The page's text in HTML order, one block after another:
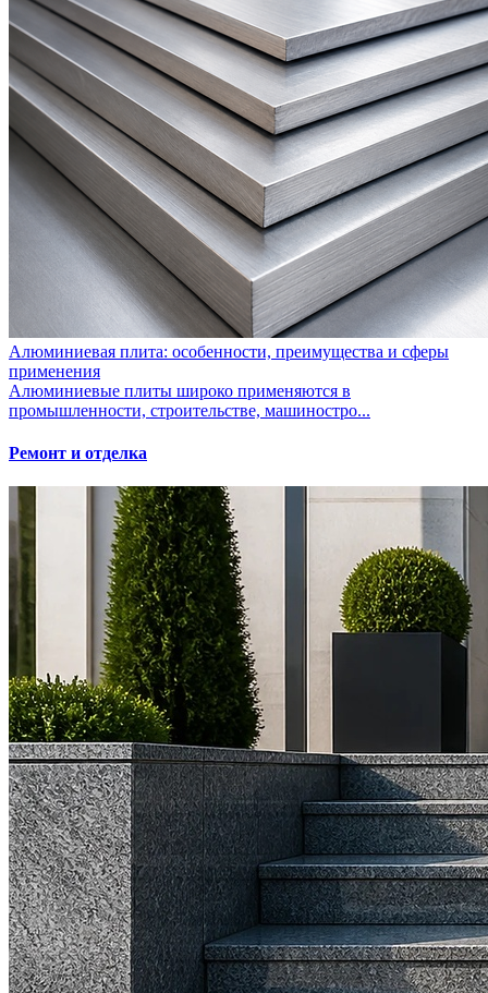
Алюминиевая плита: особенности, преимущества и сферы
применения
Алюминиевые плиты широко применяются в
промышленности, строительстве, машиностро...
Ремонт и отделка